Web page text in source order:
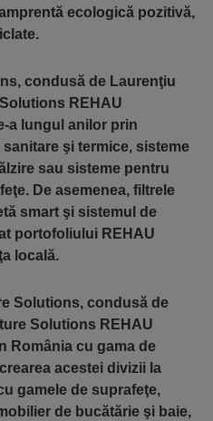
ecologică pozitivă,
, condusă de Laurenţiu
REHAU
a lungul anilor prin
şi termice, sisteme
sau sisteme pentru
De asemenea, filtrele
smart şi sistemul de
portofoliului REHAU
locală.
Solutions, condusă de
Solutions REHAU
România cu gama de
acestei divizii la
gamele de suprafeţe,
de bucătărie şi baie,